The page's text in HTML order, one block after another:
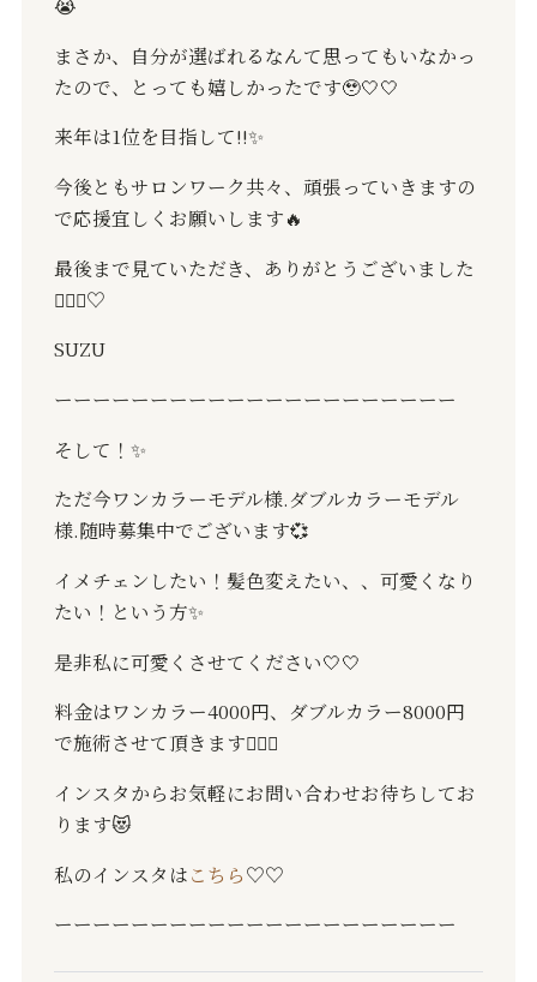
まさか、自分が選ばれるなんて思ってもいなかっ
たので、とっても嬉しかったです🥹🤍🤍
来年は1位を目指して‼️✨️
今後ともサロンワーク共々、頑張っていきますの
で応援宜しくお願いします🔥
最後まで見ていただき、ありがとうございました
🙇🏻‍♂️♡
SUZU
ーーーーーーーーーーーーーーーーーーーーー
そして！✨
ただ今ワンカラーモデル様.ダブルカラーモデル
様.随時募集中でございます💞
イメチェンしたい！髪色変えたい、、可愛くなり
たい！という方✨
是非私に可愛くさせてください🤍🤍
料金はワンカラー4000円、ダブルカラー8000円
で施術させて頂きます🙇🏻‍♂️
インスタからお気軽にお問い合わせお待ちしてお
ります😻
私のインスタはこちら♡♡
ーーーーーーーーーーーーーーーーーーーーー